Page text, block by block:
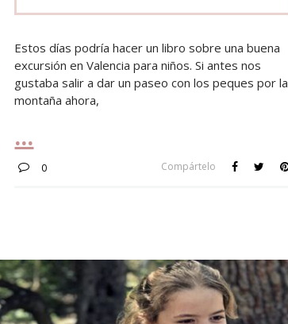
Estos días podría hacer un libro sobre una buena
excursión en Valencia para niños. Si antes nos
gustaba salir a dar un paseo con los peques por la
montaña ahora,
0 Compártelo